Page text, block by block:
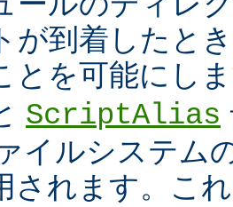
が到着したと
とを可能にし
ScriptAlias
イルシステム
されます。こ